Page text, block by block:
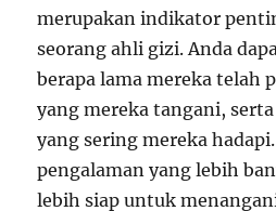
merupakan indikator
seorang ahli gizi. Anda
berapa lama mereka telah
yang mereka tangani,
yang sering mereka
pengalaman yang lebih
lebih siap untuk